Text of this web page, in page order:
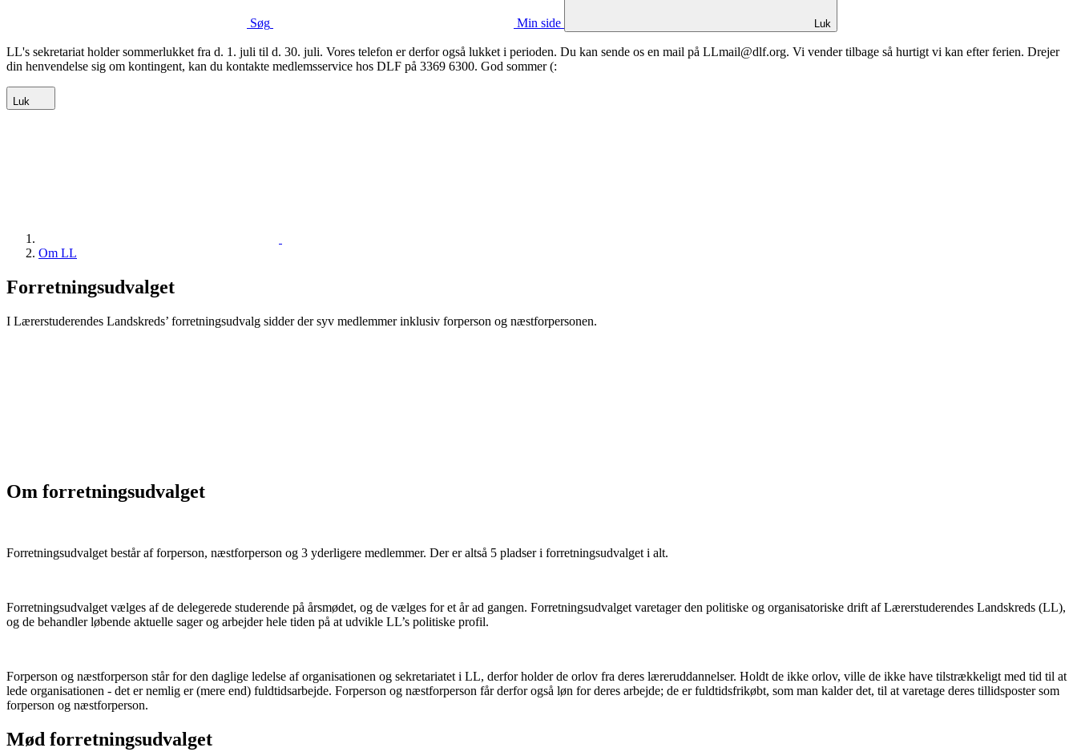
Søg Min side Luk
LL's sekretariat holder sommerlukket fra d. 1. juli til d. 30. juli. Vores telefon er derfor også lukket i perioden. Du kan sende os en mail på LLmail@dlf.org. Vi vender tilbage så hurtigt vi kan efter ferien. Drejer
din henvendelse sig om kontingent, kan du kontakte medlemsservice hos DLF på 3369 6300. God sommer (:
Luk
Om LL
Forretningsudvalget
I Lærerstuderendes Landskreds’ forretningsudvalg sidder der syv medlemmer inklusiv forperson og næstforpersonen.
Om forretningsudvalget
Forretningsudvalget består af forperson, næstforperson og 3 yderligere medlemmer. Der er altså 5 pladser i forretningsudvalget i alt.
Forretningsudvalget vælges af de delegerede studerende på årsmødet, og de vælges for et år ad gangen. Forretningsudvalget varetager den politiske og organisatoriske drift af Lærerstuderendes Landskreds (LL),
og de behandler løbende aktuelle sager og arbejder hele tiden på at udvikle LL’s politiske profil.
Forperson og næstforperson står for den daglige ledelse af organisationen og sekretariatet i LL, derfor holder de orlov fra deres læreruddannelser. Holdt de ikke orlov, ville de ikke have tilstrækkeligt med tid til at
lede organisationen - det er nemlig er (mere end) fuldtidsarbejde. Forperson og næstforperson får derfor også løn for deres arbejde; de er fuldtidsfrikøbt, som man kalder det, til at varetage deres tillidsposter som
forperson og næstforperson.
Mød forretningsudvalget